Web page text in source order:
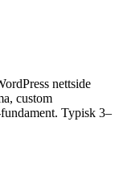
nettside
custom
Typisk 3–